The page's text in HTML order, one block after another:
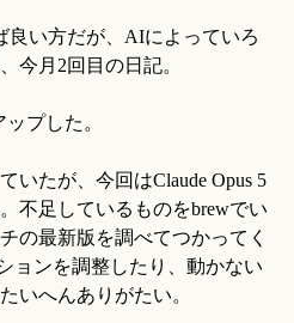
良い方だが、AIによっていろ
今月2回目の日記。
プした。
いたが、今回はClaude Opus 5
不足しているものをbrewでい
の最新版を調べてつかってく
ョンを調整したり、動かない
いへんありがたい。